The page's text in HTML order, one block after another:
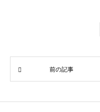
前の記事